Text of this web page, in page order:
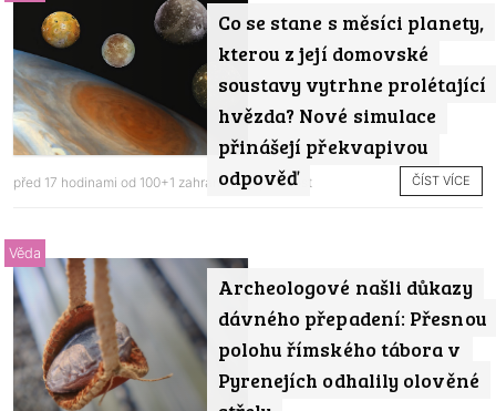
Co se stane s měsíci planety,
kterou z její domovské
soustavy vytrhne prolétající
hvězda? Nové simulace
přinášejí překvapivou
odpověď
před 17 hodinami od 100+1 zahraniční zajímavost ČÍST VÍCE
Archeologové našli důkazy
dávného přepadení: Přesnou
polohu římského tábora v
Pyrenejích odhalily olověné
Věda